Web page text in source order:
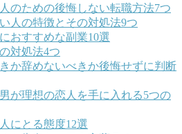
のための後悔しない転職方法7つ
人の特徴とその対処法9つ
おすすめな副業10選
対処法4つ
か辞めないべきか後悔せずに判断
が理想の恋人を手に入れる5つの
にとる態度12選